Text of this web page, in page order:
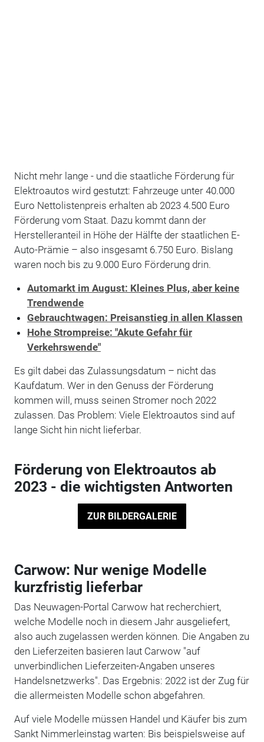
Nicht mehr lange - und die staatliche Förderung für
Elektroautos wird gestutzt: Fahrzeuge unter 40.000
Euro Nettolistenpreis erhalten ab 2023 4.500 Euro
Förderung vom Staat. Dazu kommt dann der
Herstelleranteil in Höhe der Hälfte der staatlichen E-
Auto-Prämie – also insgesamt 6.750 Euro. Bislang
waren noch bis zu 9.000 Euro Förderung drin.
Automarkt im August: Kleines Plus, aber keine
Trendwende
Gebrauchtwagen: Preisanstieg in allen Klassen
Hohe Strompreise: "Akute Gefahr für
Verkehrswende"
Es gilt dabei das Zulassungsdatum – nicht das
Kaufdatum. Wer in den Genuss der Förderung
kommen will, muss seinen Stromer noch 2022
zulassen. Das Problem: Viele Elektroautos sind auf
lange Sicht hin nicht lieferbar.
Förderung von Elektroautos ab
2023 - die wichtigsten Antworten
ZUR BILDERGALERIE
Carwow: Nur wenige Modelle
kurzfristig lieferbar
Das Neuwagen-Portal Carwow hat recherchiert,
welche Modelle noch in diesem Jahr ausgeliefert,
also auch zugelassen werden können. Die Angaben zu
den Lieferzeiten basieren laut Carwow "auf
unverbindlichen Lieferzeiten-Angaben unseres
Handelsnetzwerks". Das Ergebnis: 2022 ist der Zug für
die allermeisten Modelle schon abgefahren.
Auf viele Modelle müssen Handel und Käufer bis zum
Sankt Nimmerleinstag warten: Bis beispielsweise auf